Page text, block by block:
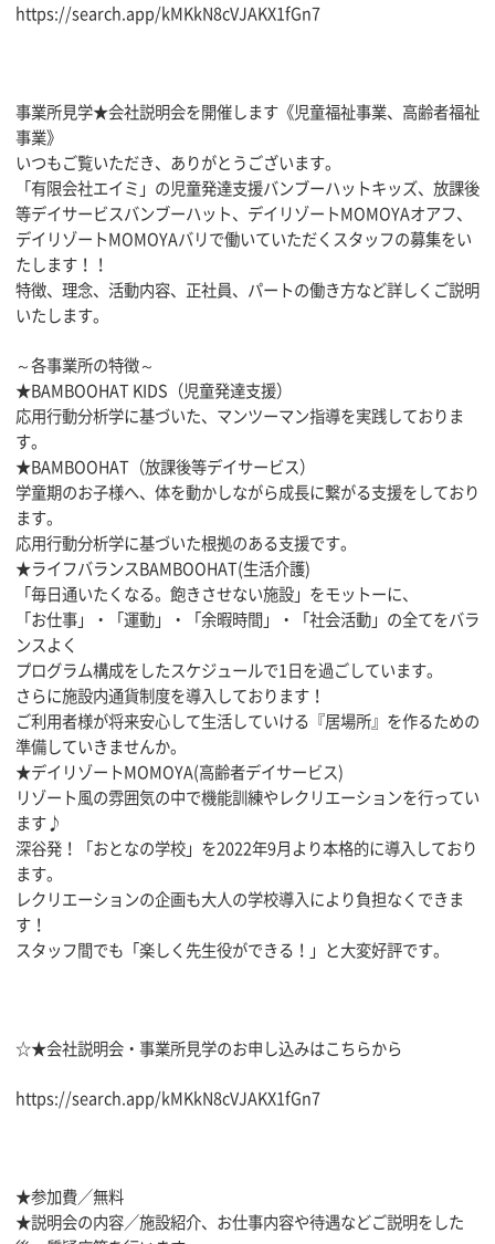
https://search.app/kMKkN8cVJAKX1fGn7
事業所見学★会社説明会を開催します《児童福祉事業、高齢者福祉
事業》
いつもご覧いただき、ありがとうございます。
「有限会社エイミ」の児童発達支援バンブーハットキッズ、放課後
等デイサービスバンブーハット、デイリゾートMOMOYAオアフ、
デイリゾートMOMOYAバリで働いていただくスタッフの募集をい
たします！！
特徴、理念、活動内容、正社員、パートの働き方など詳しくご説明
いたします。
～各事業所の特徴～
★BAMBOOHAT KIDS（児童発達支援）
応用行動分析学に基づいた、マンツーマン指導を実践しておりま
す。
★BAMBOOHAT（放課後等デイサービス）
学童期のお子様へ、体を動かしながら成長に繋がる支援をしており
ます。
応用行動分析学に基づいた根拠のある支援です。
★ライフバランスBAMBOOHAT(生活介護)
「毎日通いたくなる。飽きさせない施設」をモットーに、
「お仕事」・「運動」・「余暇時間」・「社会活動」の全てをバラ
ンスよく
プログラム構成をしたスケジュールで1日を過ごしています。
さらに施設内通貨制度を導入しております！
ご利用者様が将来安心して生活していける『居場所』を作るための
準備していきませんか。
★デイリゾートMOMOYA(高齢者デイサービス)
リゾート風の雰囲気の中で機能訓練やレクリエーションを行ってい
ます♪
深谷発！「おとなの学校」を2022年9月より本格的に導入しており
ます。
レクリエーションの企画も大人の学校導入により負担なくできま
す！
スタッフ間でも「楽しく先生役ができる！」と大変好評です。
☆★会社説明会・事業所見学のお申し込みはこちらから
https://search.app/kMKkN8cVJAKX1fGn7
★参加費／無料
★説明会の内容／施設紹介、お仕事内容や待遇などご説明をした